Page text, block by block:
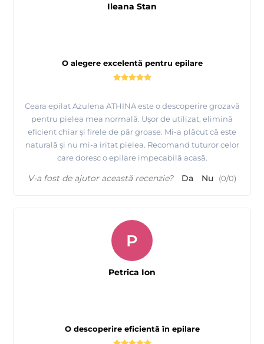
O alegere excelentă pentru epilare
Ceara epilat Azulena ATHINA este o descoperire grozavă
pentru pielea mea normală. Ușor de utilizat, elimină
eficient chiar și firele de păr groase. Mi-a plăcut că este
naturală și nu mi-a iritat pielea. Recomand tuturor celor
care doresc o epilare impecabilă acasă.
Ileana Stan
V-a fost de ajutor această recenzie? Da Nu (0/0)
O descoperire eficientă în epilare
P
Petrica Ion